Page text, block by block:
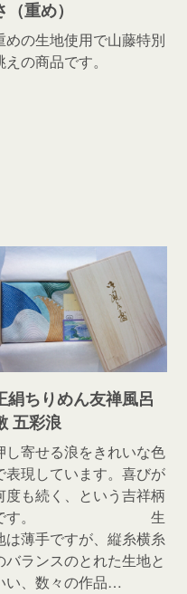
（重め）
めの生地使用で山藤特別
えの商品です。
絹ちりめん友禅風呂
五彩浪
し寄せる浪をきれいな色
表現しています。喜びが
度も続く、という吉祥柄
す。 生
は薄手ですが、縦糸横糸
バランスのとれた生地と
い、数々の作品…